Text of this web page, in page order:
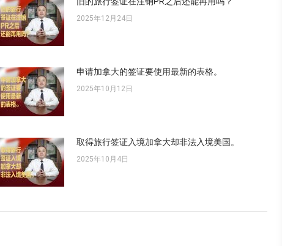
2025年12月24日
申请加拿大的签证要使用最新的表格。
2025年10月12日
取得旅行签证入境加拿大却非法入境美国。
2025年10月4日